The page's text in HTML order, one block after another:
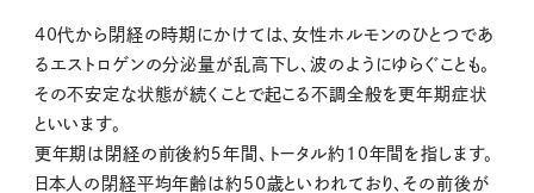
40代から閉経の時期にかけては、女性ホルモンのひとつであ
るエストロゲンの分泌量が乱高下し、波のようにゆらぐことも。
その不安定な状態が続くことで起こる不調全般を更年期症状
といいます。
更年期は閉経の前後約５年間、トータル約10年間を指します。
日本人の閉経平均年齢は約50歳といわれており、その前後が